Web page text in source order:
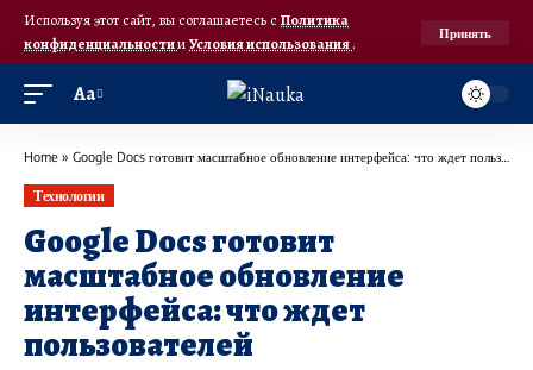
Используя этот сайт, вы соглашаетесь с Политика
конфиденциальностииУсловия использования.
Принять
Аа
Home » Google Docs готовит масштабное обновление интерфейса: что ждет пользователей
Технологии
Google Docs готовит
масштабное обновление
интерфейса: что ждет
пользователей